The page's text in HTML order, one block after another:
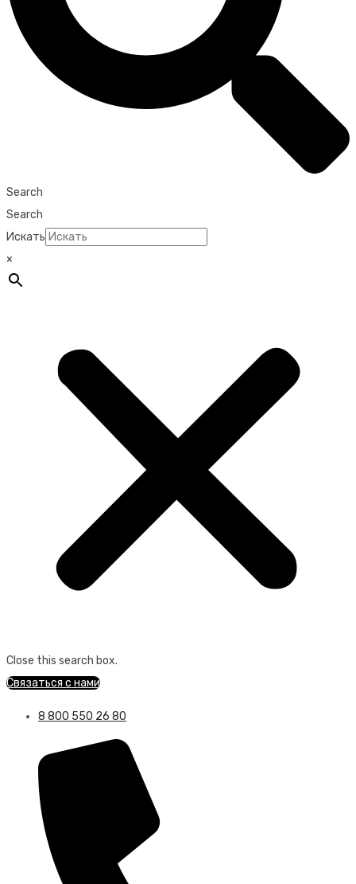
Search
Search
Искать
×
Close this search box.
Связаться с нами
8 800 550 26 80